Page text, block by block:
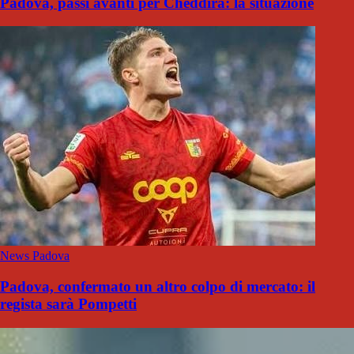
News Padova
Padova, confermato un altro colpo di mercato: il
regista sarà Pompetti